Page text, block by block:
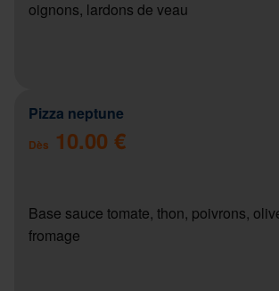
oignons, lardons de veau
Pizza neptune
Dès 10.00 €
Base sauce tomate, thon, poivrons,
fromage